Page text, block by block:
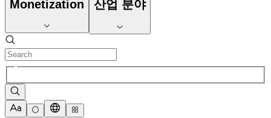
Monetization 산업 분야